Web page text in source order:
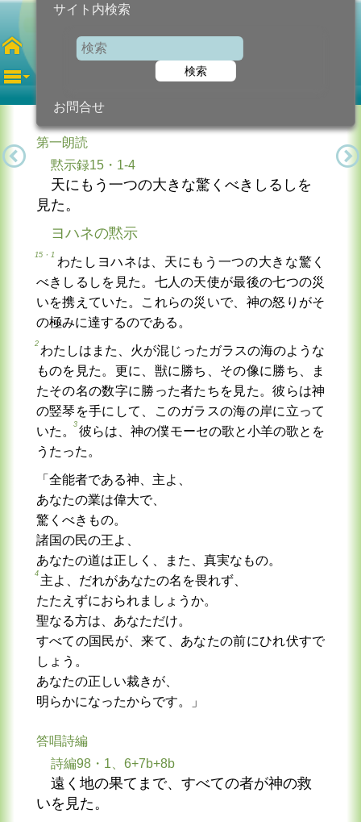
サイト内検索
検索
お問合せ
第34水曜日年間
第一朗読
黙示録15・1-4
天にもう一つの大きな驚くべきしるしを
見た。
ヨハネの黙示
15・1
わたしヨハネは、天にもう一つの大きな驚く
べきしるしを見た。七人の天使が最後の七つの災
いを携えていた。これらの災いで、神の怒りがそ
の極みに達するのである。
2
わたしはまた、火が混じったガラスの海のような
ものを見た。更に、獣に勝ち、その像に勝ち、ま
たその名の数字に勝った者たちを見た。彼らは神
の竪琴を手にして、このガラスの海の岸に立って
いた。
3
彼らは、神の僕モーセの歌と小羊の歌とを
うたった。
「全能者である神、主よ、
あなたの業は偉大で、
驚くべきもの。
諸国の民の王よ、
あなたの道は正しく、また、真実なもの。
4
主よ、だれがあなたの名を畏れず、
たたえずにおられましょうか。
聖なる方は、あなただけ。
すべての国民が、来て、あなたの前にひれ伏すで
しょう。
あなたの正しい裁きが、
明らかになったからです。」
答唱詩編
詩編98・1、6+7b+8b
遠く地の果てまで、すべての者が神の救
いを見た。